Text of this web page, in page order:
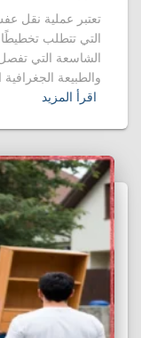
تعتبر عملية نقل
التي تتطلب
والطبيعة
اقرأ المزيد